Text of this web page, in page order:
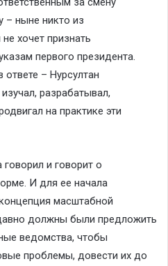
– ныне никто из
хочет признать
первого президента.
ответе – Нурсултан
разрабатывал,
на практике эти
говорил и говорит о
И для ее начала
масштабной
должны были предложить
ведомства, чтобы
проблемы, довести их до